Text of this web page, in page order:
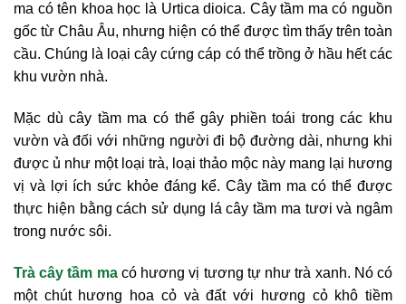
ma có tên khoa học là Urtica dioica. Cây tầm ma có nguồn
gốc từ Châu Âu, nhưng hiện có thể được tìm thấy trên toàn
cầu. Chúng là loại cây cứng cáp có thể trồng ở hầu hết các
khu vườn nhà.
Mặc dù cây tầm ma có thể gây phiền toái trong các khu
vườn và đối với những người đi bộ đường dài, nhưng khi
được ủ như một loại trà, loại thảo mộc này mang lại hương
vị và lợi ích sức khỏe đáng kể. Cây tầm ma có thể được
thực hiện bằng cách sử dụng lá cây tầm ma tươi và ngâm
trong nước sôi.
Trà cây tầm macó hương vị tương tự như trà xanh. Nó có
một chút hương hoa cỏ và đất với hương cỏ khô tiềm